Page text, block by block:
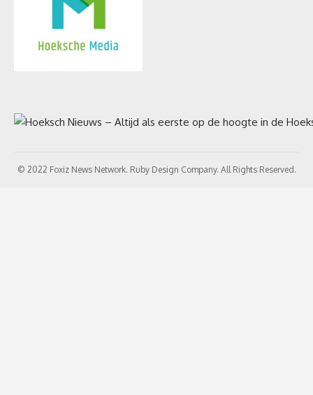
© 2022 Foxiz News Network. Ruby Design Company. All Rights Reserved.